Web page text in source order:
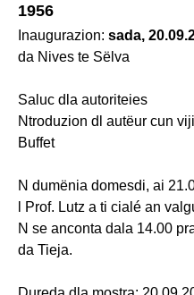
1956
Inaugurazion: sada,
da Nives te Sëlva
Saluc dla autoriteies
Ntroduzion dl autëur cun
Buffet
N dumënia domesdi, ai
l Prof. Lutz a ti cialé an
N se anconta dala 14.00
da Tieja.